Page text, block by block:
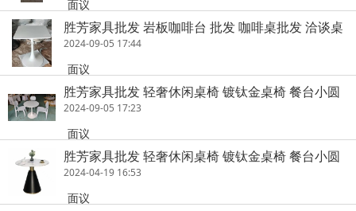
面议
胜芳家具批发 岩板咖啡台 批发 咖啡桌批发 洽谈桌
小圆桌 休闲桌 阳台休闲桌 岩板咖啡台 双兴家
2024-09-05 17:44
面议
胜芳家具批发 轻奢休闲桌椅 镀钛金桌椅 餐台小圆
桌 洽谈桌 接待桌 北欧桌 休闲桌 简约家具 时尚家
2024-09-05 17:23
面议
胜芳家具批发 轻奢休闲桌椅 镀钛金桌椅 餐台小圆
桌 洽谈桌 接待桌 北欧桌 休闲桌 简约家具 时尚家
2024-04-19 16:53
面议